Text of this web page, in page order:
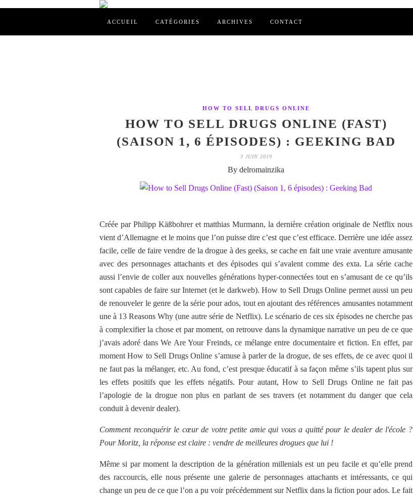
ACCUEIL CATÉGORIES ARCHIVES CONTACT
HOW TO SELL DRUGS ONLINE
HOW TO SELL DRUGS ONLINE (FAST)
(SAISON 1, 6 ÉPISODES) : GEEKING BAD
3 JUIN 2019
By delromainzika
Créée par Philipp Käßbohrer et matthias Murmann, la dernière création originale de Netflix nous
vient d’Allemagne et le moins que l’on puisse dire c’est que c’est efficace. Derrière une idée assez
facile, celle de faire vendre de la drogue à des geeks, se cache en fait une vraie aventure amusante
avec des personnages attachants et des épisodes qui s’avalent comme des exta. La série cache
aussi l’envie de coller aux nouvelles générations hyper-connectées tout en s’amusant de ce qu’ils
sont capables de faire sur Internet (et le darkweb). How to Sell Drugs Online permet aussi un peu
de renouveler le genre de la série pour ados, tout en ajoutant des références amusantes notamment
une à 13 Reasons Why (une autre série de Netflix). Le scénario de ces six épisodes ne cherche pas
à complexifier la chose et par moment, on retrouve dans la dynamique narrative un peu de ce que
j’avais adoré dans We Are Your Freinds, ce mélange entre documentaire et fiction. En effet, par
moment How to Sell Drugs Online s’amuse à parler de la drogue, de ses effets, de ce avec quoi il
ne faut pas la mélanger, etc. Au fond, c’est presque éducatif à sa façon même s’ils tapent plus sur
les effets positifs que les effets négatifs. Pour autant, How to Sell Drugs Online ne fait pas
l’apologie de la drogue non plus en parlant de ses travers (et notamment du danger que cela
conduit à devenir dealer).
Comment reconquérir le cœur de votre petite amie qui vous a quitté pour le dealer de l'école ?
Pour Moritz, la réponse est claire : vendre de meilleures drogues que lui !
Même si par moment la description de la génération millenials est un peu facile et qu’elle prend
des raccourcis, elle nous présente une galerie de personnages attachants et intéressants, ce qui
change un peu de ce que l’on a pu voir précédemment sur Netflix dans la fiction pour ados. Le fait